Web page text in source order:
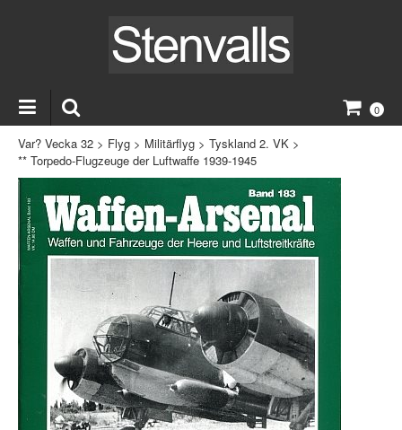
0
Var? Vecka 32 > Flyg > Militärflyg > Tyskland 2. VK >
** Torpedo-Flugzeuge der Luftwaffe 1939-1945